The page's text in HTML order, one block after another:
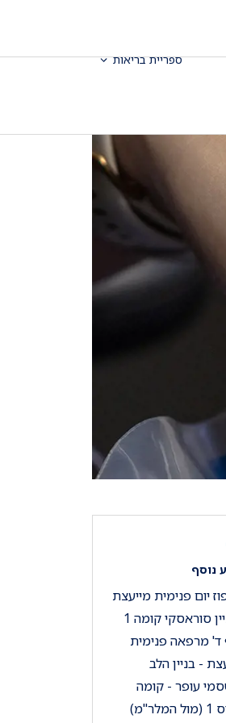
ספריית בריאות
נוסף
יום פנימית מייעצת
- בניין סוראסקי קומה 1
ד' מרפאה פנימית
- בניין הלב
עופר - קומה